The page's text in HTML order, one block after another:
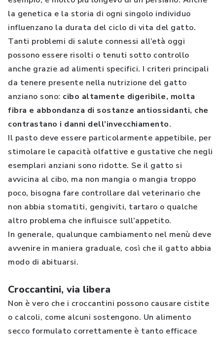
la genetica e la storia di ogni singolo individuo
influenzano la durata del ciclo di vita del gatto.
Tanti problemi di salute connessi all’età oggi
possono essere risolti o tenuti sotto controllo
anche grazie ad alimenti specifici. I criteri principali
da tenere presente nella nutrizione del gatto
anziano sono: cibo altamente digeribile, molta
fibra e abbondanza di sostanze antiossidanti, che
contrastano i danni dell’invecchiamento.
Il pasto deve essere particolarmente appetibile, per
stimolare le capacità olfattive e gustative che negli
esemplari anziani sono ridotte. Se il gatto si
avvicina al cibo, ma non mangia o mangia troppo
poco, bisogna fare controllare dal veterinario che
non abbia stomatiti, gengiviti, tartaro o qualche
altro problema che influisce sull’appetito.
In generale, qualunque cambiamento nel menù deve
avvenire in maniera graduale, così che il gatto abbia
modo di abituarsi.
Croccantini, via libera
Non è vero che i croccantini possono causare cistite
o calcoli, come alcuni sostengono. Un alimento
secco formulato correttamente è tanto efficace